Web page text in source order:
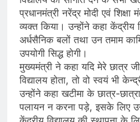
प्रधानमंत्री नरेंद्र मोदी एवं
व्यक्त किया। उन्होंने कहा केंद्रीय
अर्धसैनिक बलों तथा उन तमाम
उपयोगी सिद्ध होगी।
मुख्यमंत्री ने कहा यदि मेरे छात्र
विद्यालय होता, तो वो स्वयं भी
उन्होंने कहा खटीमा के छात्र-
पलायन न करना पड़े, इसके लिए